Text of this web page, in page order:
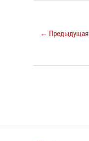
← Предыдущая